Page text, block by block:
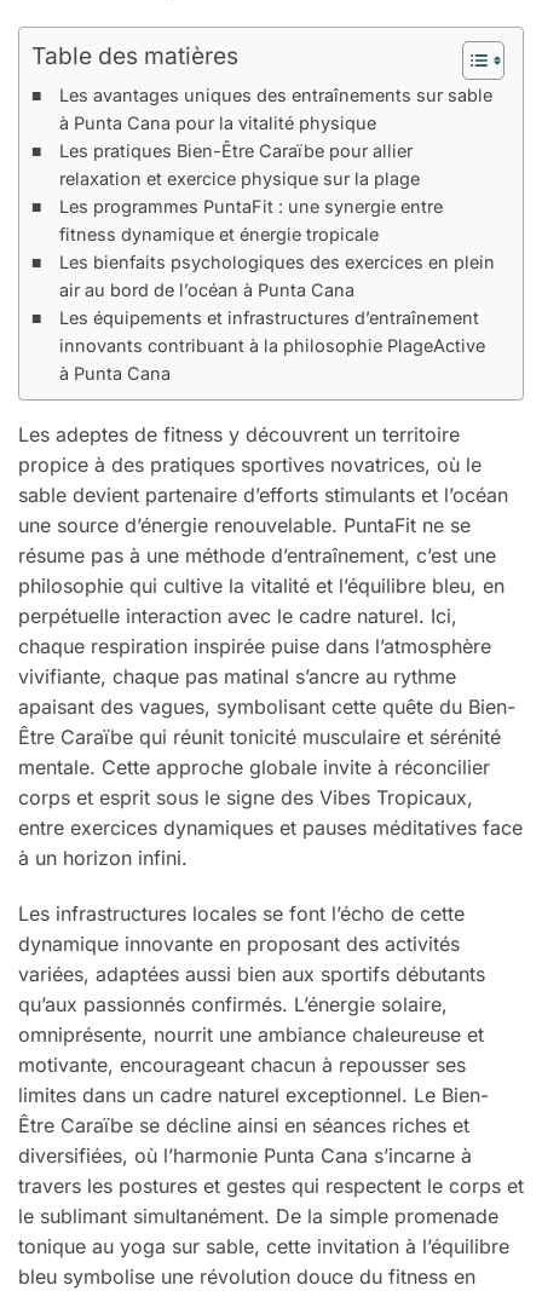
Table des matières
Les avantages uniques des entraînements sur sable
à Punta Cana pour la vitalité physique
Les pratiques Bien-Être Caraïbe pour allier
relaxation et exercice physique sur la plage
Les programmes PuntaFit : une synergie entre
fitness dynamique et énergie tropicale
Les bienfaits psychologiques des exercices en plein
air au bord de l’océan à Punta Cana
Les équipements et infrastructures d’entraînement
innovants contribuant à la philosophie PlageActive
à Punta Cana
Les adeptes de fitness y découvrent un territoire
propice à des pratiques sportives novatrices, où le
sable devient partenaire d’efforts stimulants et l’océan
une source d’énergie renouvelable. PuntaFit ne se
résume pas à une méthode d’entraînement, c’est une
philosophie qui cultive la vitalité et l’équilibre bleu, en
perpétuelle interaction avec le cadre naturel. Ici,
chaque respiration inspirée puise dans l’atmosphère
vivifiante, chaque pas matinal s’ancre au rythme
apaisant des vagues, symbolisant cette quête du Bien-
Être Caraïbe qui réunit tonicité musculaire et sérénité
mentale. Cette approche globale invite à réconcilier
corps et esprit sous le signe des Vibes Tropicaux,
entre exercices dynamiques et pauses méditatives face
à un horizon infini.
Les infrastructures locales se font l’écho de cette
dynamique innovante en proposant des activités
variées, adaptées aussi bien aux sportifs débutants
qu’aux passionnés confirmés. L’énergie solaire,
omniprésente, nourrit une ambiance chaleureuse et
motivante, encourageant chacun à repousser ses
limites dans un cadre naturel exceptionnel. Le Bien-
Être Caraïbe se décline ainsi en séances riches et
diversifiées, où l’harmonie Punta Cana s’incarne à
travers les postures et gestes qui respectent le corps et
le sublimant simultanément. De la simple promenade
tonique au yoga sur sable, cette invitation à l’équilibre
bleu symbolise une révolution douce du fitness en